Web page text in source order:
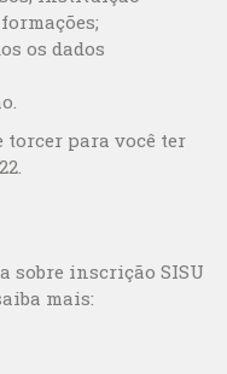
os dados
torcer para você ter
sobre inscrição SISU
mais: